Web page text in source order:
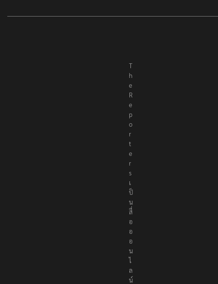
T
h
e
R
e
p
o
r
t
e
r
s
เ
ป็
น
สื่
อ
อ
อ
น
ไ
ล
น์